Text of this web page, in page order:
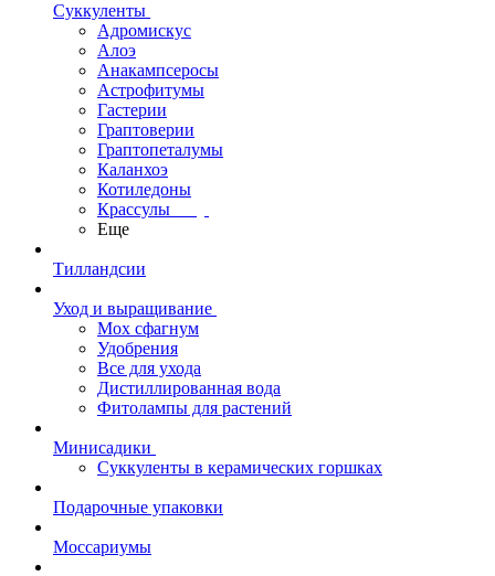
Суккуленты
Адромискус
Алоэ
Анакампсеросы
Астрофитумы
Гастерии
Граптоверии
Граптопеталумы
Каланхоэ
Котиледоны
Крассулы
Еще
Тилландсии
Уход и выращивание
Мох сфагнум
Удобрения
Все для ухода
Дистиллированная вода
Фитолампы для растений
Минисадики
Суккуленты в керамических горшках
Подарочные упаковки
Моссариумы